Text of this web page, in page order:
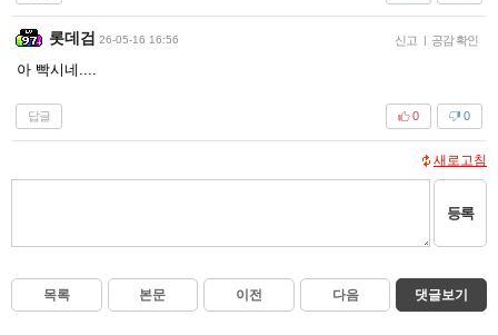
롯데검 26-05-16 16:56 신고 | 공감 확인
아 빡시네....
답글 0
0
새로고침
등록
목록 본문 이전 다음 댓글보기